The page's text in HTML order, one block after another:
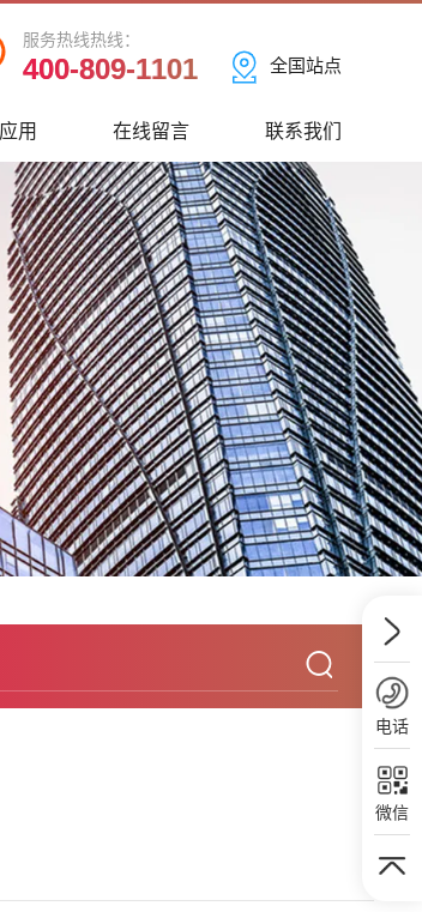
全国站点
服务热线热线：
400-809-1101
用 在线留言 联系我们
电话
微信